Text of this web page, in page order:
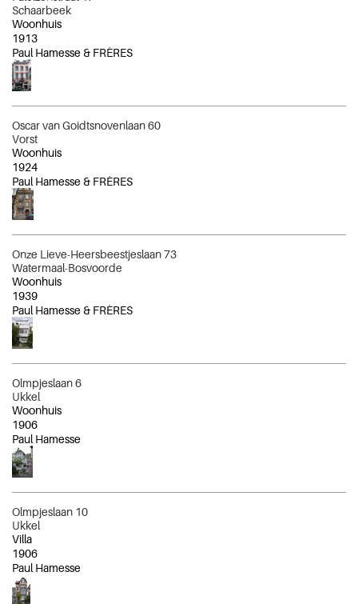
Schaarbeek
Woonhuis
1913
Paul Hamesse & FRÈRES
Oscar van Goidtsnovenlaan 60
Vorst
Woonhuis
1924
Paul Hamesse & FRÈRES
Onze Lieve-Heersbeestjeslaan 73
Watermaal-Bosvoorde
Woonhuis
1939
Paul Hamesse & FRÈRES
Olmpjeslaan 6
Ukkel
Woonhuis
1906
Paul Hamesse
Olmpjeslaan 10
Ukkel
Villa
1906
Paul Hamesse